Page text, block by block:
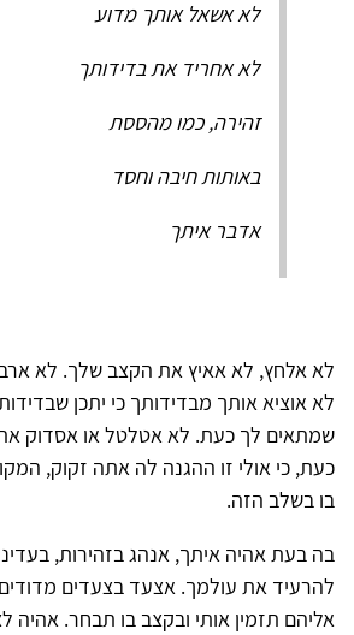
לא אשאל אותך מדוע
לא אחריד את בדידותך
זהירה, כמו מהססת
באותות חיבה וחסד
אדבר איתך
לא אלחץ, לא אאיץ את הקצב שלך. לא
לא אוציא אותך מבדידותך כי יתכן
שמתאים לך כעת. לא אטלטל או אסדוק
כעת, כי אולי זו ההגנה לה אתה זקוק,
בו בשלב הזה.
בה בעת אהיה איתך, אנהג בזהירות,
להרעיד את עולמך. אצעד בצעדים
אליהם תזמין אותי ובקצב בו תבחר. אהיה